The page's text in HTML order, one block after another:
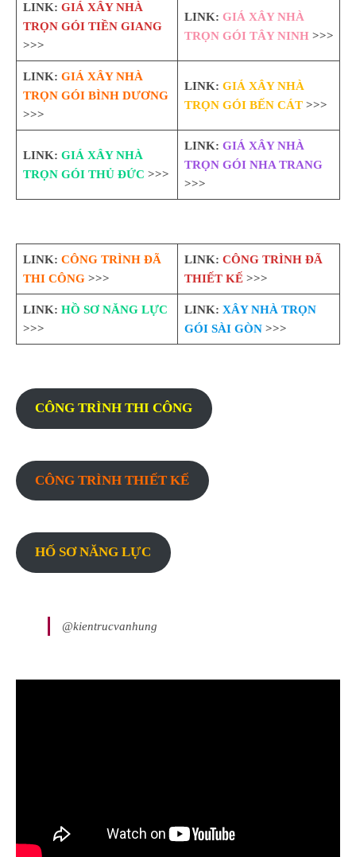
LINK: GIÁ XÂY NHÀ
TRỌN GÓI TIỀN GIANG
>>>
LINK: GIÁ XÂY NHÀ
TRỌN GÓI TÂY NINH>>>
LINK: GIÁ XÂY NHÀ
TRỌN GÓI BÌNH DƯƠNG
>>>
LINK: GIÁ XÂY NHÀ
TRỌN GÓI BẾN CÁT>>>
LINK: GIÁ XÂY NHÀ
TRỌN GÓI THỦ ĐỨC >>>
LINK: GIÁ XÂY NHÀ
TRỌN GÓI NHA TRANG
>>>
LINK: CÔNG TRÌNH ĐÃ
THI CÔNG>>>
LINK: CÔNG TRÌNH ĐÃ
THIẾT KẾ>>>
LINK: HỒ SƠ NĂNG LỰC
>>>
LINK: XÂY NHÀ TRỌN
GÓI SÀI GÒN>>>
CÔNG TRÌNH THI CÔNG
CÔNG TRÌNH THIẾT KẾ
HỐ SƠ NĂNG LỰC
@kientrucvanhung